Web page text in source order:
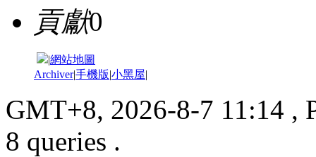
貢獻0
|網站地圖
Archiver|手機版|小黑屋|
GMT+8, 2026-8-7 11:14 ,
8 queries .